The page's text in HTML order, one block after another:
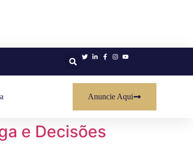
Anuncie Aqui
e Decisões